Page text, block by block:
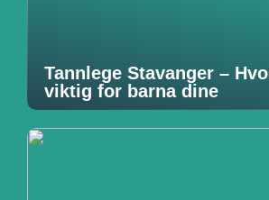
Tannlege Stavanger –
viktig for barna dine